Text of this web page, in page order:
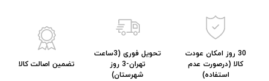
30 روز امکان عودت
کالا (درصورت عدم
استفاده)
تحویل فوری (3ساعت
تهران-3 روز
شهرستان)
تضمین اصالت کالا